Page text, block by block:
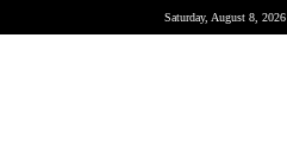
Saturday, August 8, 2026